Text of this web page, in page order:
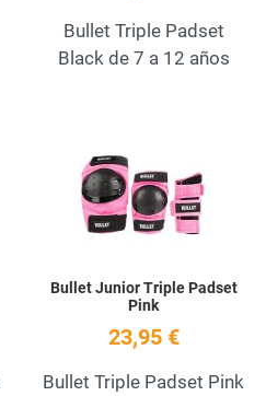
Bullet Triple Padset
Black de 7 a 12 años
Quick View
Bullet Junior Triple Padset
Pink
23,95 €
Bullet Triple Padset Pink